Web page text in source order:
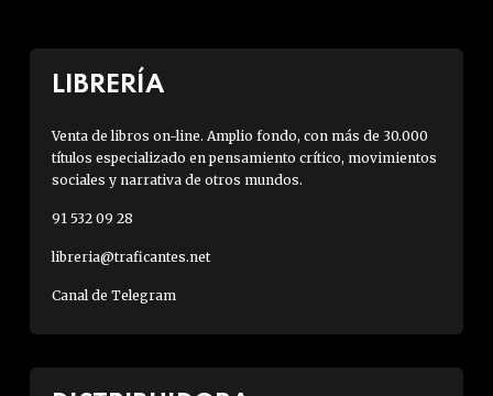
LIBRERÍA
Venta de libros on-line. Amplio fondo, con más de 30.000
títulos especializado en pensamiento crítico, movimientos
sociales y narrativa de otros mundos.
91 532 09 28
libreria@traficantes.net
Canal de Telegram